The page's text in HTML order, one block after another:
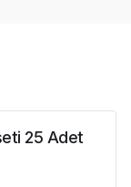
25 Adet